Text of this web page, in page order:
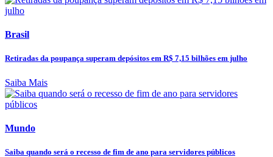
Brasil
Retiradas da poupança superam depósitos em R$ 7,15 bilhões em julho
Saiba Mais
Mundo
Saiba quando será o recesso de fim de ano para servidores públicos